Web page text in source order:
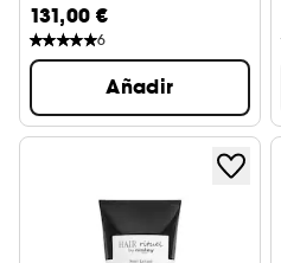
131,00 €
6
Añadir